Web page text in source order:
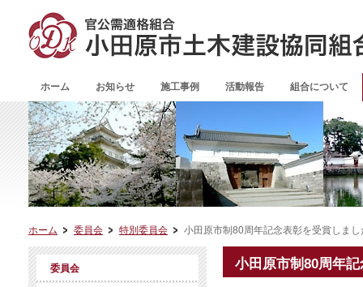
ホーム お知らせ 施工事例 活動報告 組合について
ホーム 委員会 特別委員会 小田原市制80周年記念表彰を受賞しまし
小田原市制80周年
委員会